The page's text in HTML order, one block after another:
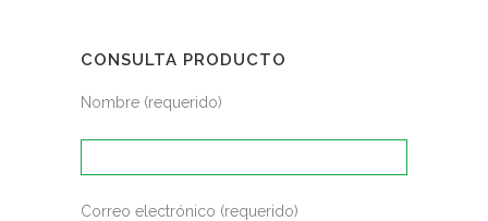
CONSULTA PRODUCTO
Nombre (requerido)
Correo electrónico (requerido)